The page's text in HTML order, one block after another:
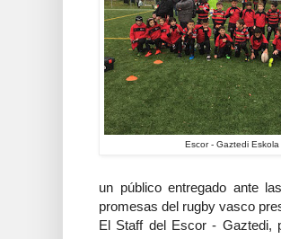
Escor - Gaztedi
un público entregado ante
promesas del rugby vasco
El Staff del Escor - Gaztedi,